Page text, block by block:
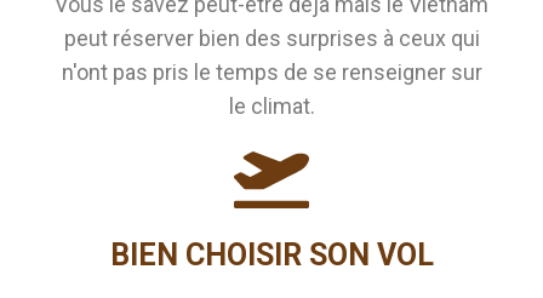
peut réserver bien des surprises à ceux qui
n'ont pas pris le temps de se renseigner sur
le climat.
BIEN CHOISIR SON VOL